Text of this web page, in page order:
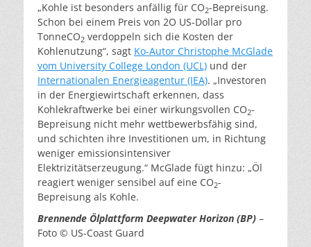
„Kohle ist besonders anfällig für CO2-Bepreisung.
Schon bei einem Preis von 2O US-Dollar pro
TonneCO2 verdoppeln sich die Kosten der
Kohlenutzung“, sagt Ko-Autor Christophe McGlade
vom University College London (UCL) und der
Internationalen Energieagentur (IEA). „Investoren
in der Energiewirtschaft erkennen, dass
Kohlekraftwerke bei einer wirkungsvollen CO2-
Bepreisung nicht mehr wettbewerbsfähig sind,
und schichten ihre Investitionen um, in Richtung
weniger emissionsintensiver
Elektrizitätserzeugung.“ McGlade fügt hinzu: „Öl
reagiert weniger sensibel auf eine CO2-
Bepreisung als Kohle.
Brennende Ölplattform Deepwater Horizon (BP) –
Foto © US-Coast Guard